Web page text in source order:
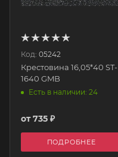
Код: 05242
Крестовина 16,05*40 ST-
1640 GMB
Есть в наличии: 24
от735 ₽
ПОДРОБНЕЕ